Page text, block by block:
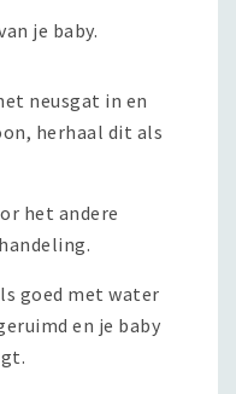
je baby.
neusgat in en
herhaal dit als
het andere
goed met water
en je baby